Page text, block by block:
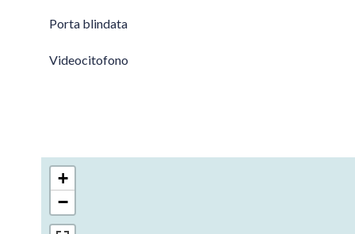
Porta blindata
Videocitofono
+
−